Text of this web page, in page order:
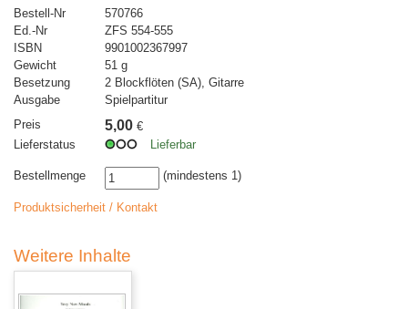
Bestell-Nr
570766
Ed.-Nr
ZFS 554-555
ISBN
9901002367997
Gewicht
51 g
Besetzung
2 Blockflöten (SA), Gitarre
Ausgabe
Spielpartitur
Preis
5,00 €
Lieferstatus
Lieferbar
Bestellmenge (mindestens 1)
Produktsicherheit / Kontakt
Weitere Inhalte